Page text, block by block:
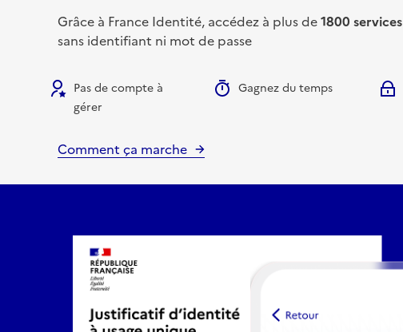
Grâce à France Identité, accédez à plus de1800 services
sans identifiant ni mot de passe
Pas de compte à
gérer
Gagnez du temps
Comment ça marche